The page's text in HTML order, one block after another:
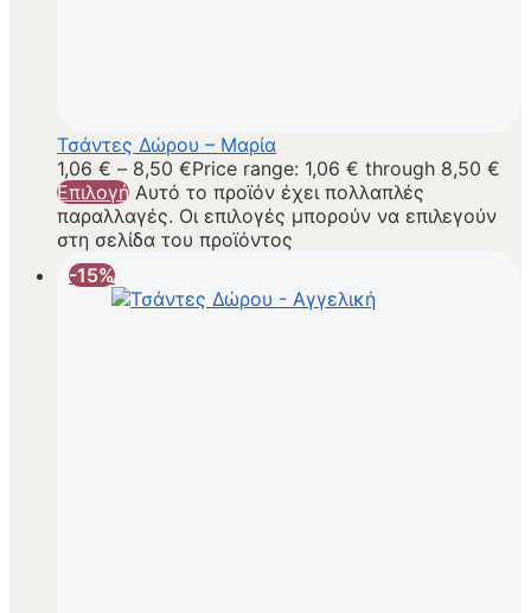
Τσάντες Δώρου – Μαρία
1,06 € – 8,50 €Price range: 1,06 € through 8,50 €
Επιλογή Αυτό το προϊόν έχει πολλαπλές
παραλλαγές. Οι επιλογές μπορούν να επιλεγούν
στη σελίδα του προϊόντος
-15%